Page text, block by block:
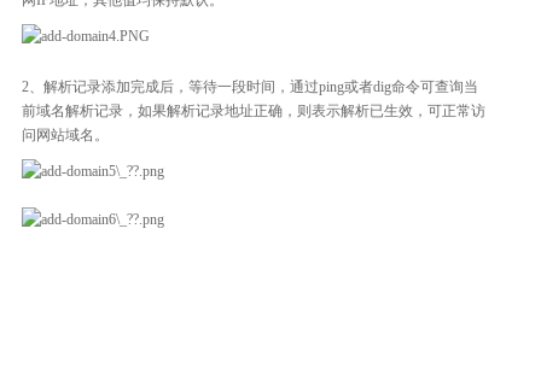
2、解析记录添加完成后，等待一段时间，通过ping或者dig命令可查询当
前域名解析记录，如果解析记录地址正确，则表示解析已生效，可正常访
问网站域名。